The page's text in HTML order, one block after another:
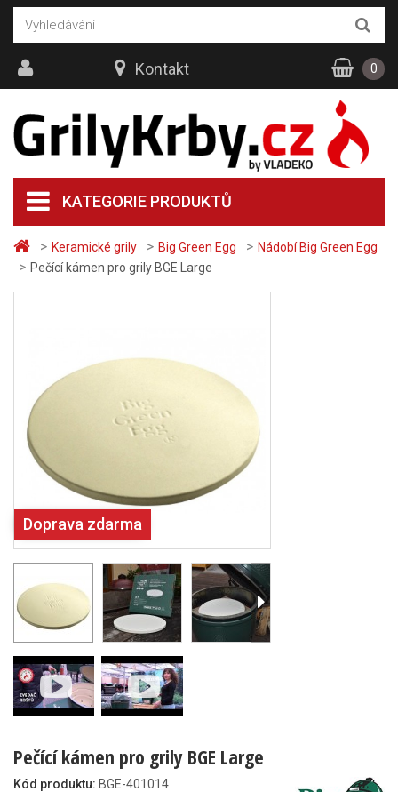
> Keramické grily > Big Green Egg > Nádobí Big Green Egg
> Pečící kámen pro grily BGE Large
Doprava zdarma
Pečící kámen pro grily BGE Large
Kód produktu: BGE-401014
KATEGORIE PRODUKTŮ
Kontakt 0